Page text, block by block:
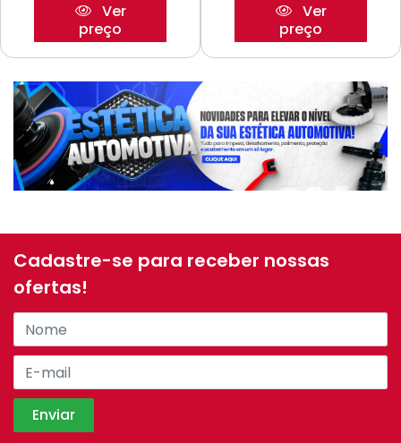
Ver
preço
Ver
preço
Cadastre-se para receber nossas
ofertas!